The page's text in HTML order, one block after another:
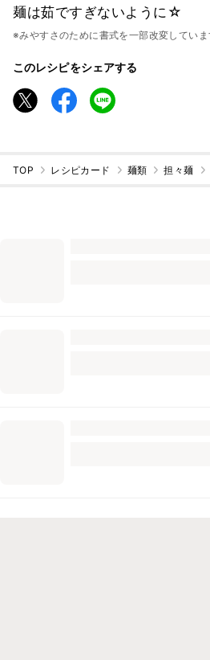
麺は茹ですぎないように☆
※みやすさのために書式を一部改変していま
このレシピをシェアする
TOP レシピカード 麺類 担々麺